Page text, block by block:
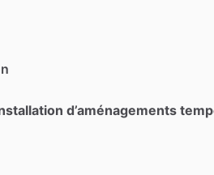
d’aménagements